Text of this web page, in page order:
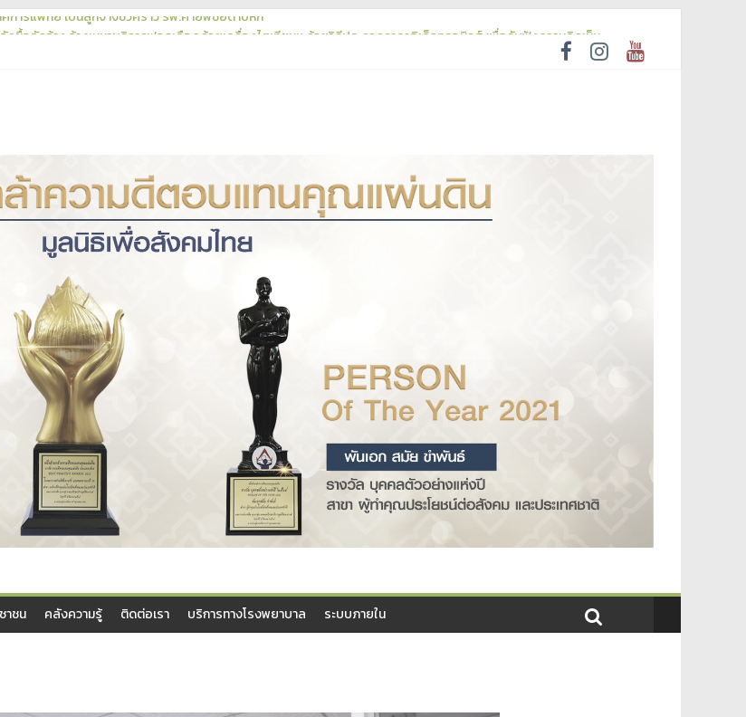
การแพทย์ เป็นลูกจ้างชั่วคราว รพ.ค่ายพิชัยดาบหัก
จัดซื้อจัดจ้าง จ้างเหมาบริการฟอกเลือดด้วยเครื่องไตเทียมฯ ด้วยวิธีประกวดราคาอิเล็กทรอนิกส์ เพื่อรับฟังความคิดเห็น
ใจแบบอัตโนมัติ (Automated Chest Compression)
าชน คลังความรู้ ติดต่อเรา บริการทางโรงพยาบาล ระบบภายใน